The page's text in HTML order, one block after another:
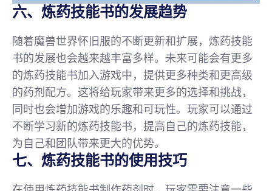
六、炼药技能书的发展趋势
随着魔兽世界怀旧服的不断更新和扩展，炼药技能
书的发展也会越来越丰富多样。未来可能会有更多
的炼药技能书加入游戏中，提供更多种类和更高级
的药剂配方。这将给玩家带来更多的选择和挑战，
同时也会增加游戏的乐趣和可玩性。玩家可以通过
不断学习新的炼药技能书，提高自己的炼药技能，
为自己和团队带来更大的优势。
七、炼药技能书的使用技巧